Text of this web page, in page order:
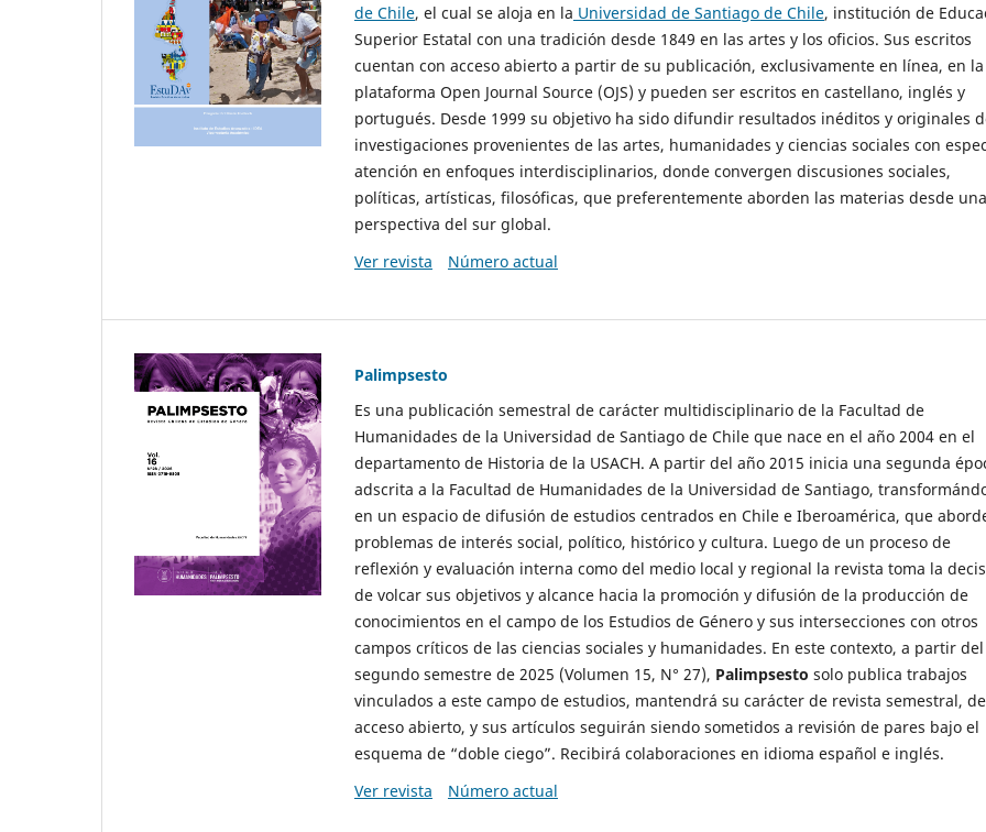
de Chile, el cual se aloja en la Universidad de Santiago de Chile, institución de
Superior Estatal con una tradición desde 1849 en las artes y los oficios. Sus escritos
cuentan con acceso abierto a partir de su publicación, exclusivamente en línea, en la
plataforma Open Journal Source (OJS) y pueden ser escritos en castellano, inglés y
portugués. Desde 1999 su objetivo ha sido difundir resultados inéditos y originales
investigaciones provenientes de las artes, humanidades y ciencias sociales con
atención en enfoques interdisciplinarios, donde convergen discusiones sociales,
políticas, artísticas, filosóficas, que preferentemente aborden las materias desde una
perspectiva del sur global.
Ver revista
Número actual
Palimpsesto
Es una publicación semestral de carácter multidisciplinario de la Facultad de
Humanidades de la Universidad de Santiago de Chile que nace en el año 2004 en el
departamento de Historia de la USACH. A partir del año 2015 inicia una segunda
adscrita a la Facultad de Humanidades de la Universidad de Santiago,
en un espacio de difusión de estudios centrados en Chile e Iberoamérica, que
problemas de interés social, político, histórico y cultura. Luego de un proceso de
reflexión y evaluación interna como del medio local y regional la revista toma la
de volcar sus objetivos y alcance hacia la promoción y difusión de la producción de
conocimientos en el campo de los Estudios de Género y sus intersecciones con otros
campos críticos de las ciencias sociales y humanidades. En este contexto, a partir del
segundo semestre de 2025 (Volumen 15, N° 27), Palimpsesto solo publica trabajos
vinculados a este campo de estudios, mantendrá su carácter de revista semestral, de
acceso abierto, y sus artículos seguirán siendo sometidos a revisión de pares bajo el
esquema de “doble ciego”. Recibirá colaboraciones en idioma español e inglés.
Ver revista
Número actual